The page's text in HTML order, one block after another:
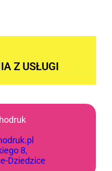
Z USŁUGI
8,
Dziedzice